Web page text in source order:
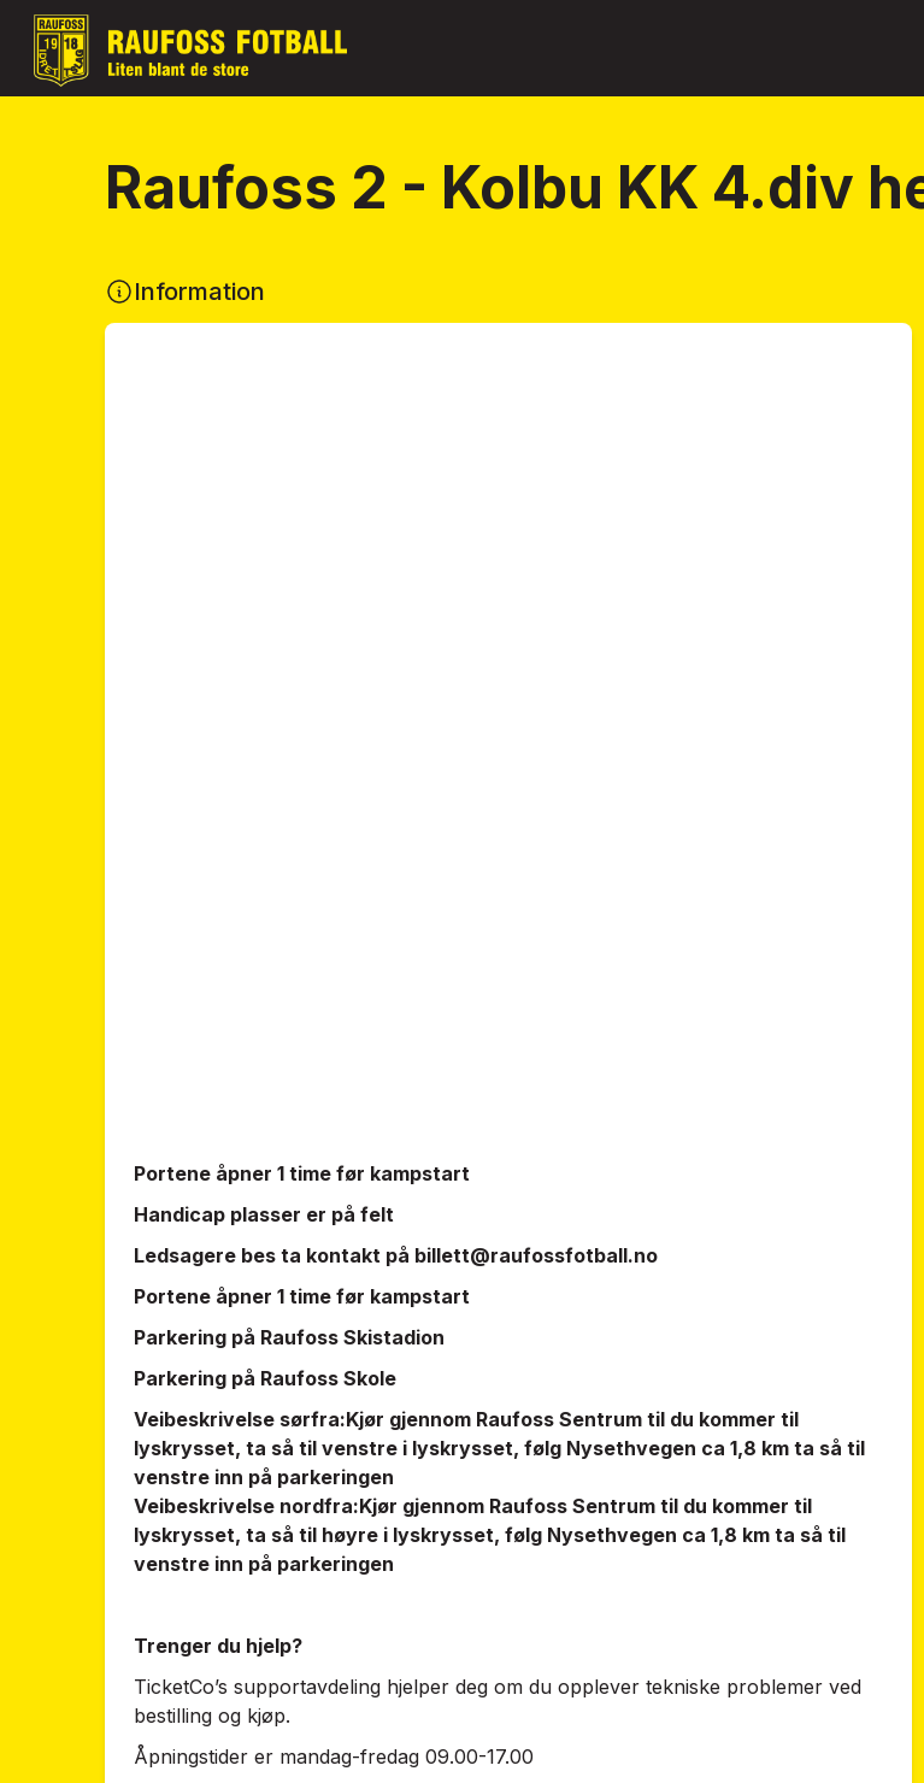
Raufoss 2 - Kolbu KK 4.div
Information
Portene åpner 1 time før kampstart
Handicap plasser er på felt
Ledsagere bes ta kontakt på billett@raufossfotball.no
Portene åpner 1 time før kampstart
Parkering på Raufoss Skistadion
Parkering på Raufoss Skole
Veibeskrivelse sørfra:Kjør gjennom Raufoss Sentrum til du kommer til
lyskrysset, ta så til venstre i lyskrysset, følg Nysethvegen ca 1,8 km ta så til
venstre inn på parkeringen
Veibeskrivelse nordfra:Kjør gjennom Raufoss Sentrum til du kommer til
lyskrysset, ta så til høyre i lyskrysset, følg Nysethvegen ca 1,8 km ta så til
venstre inn på parkeringen
Trenger du hjelp?
TicketCo’s supportavdeling hjelper deg om du opplever tekniske problemer ved
bestilling og kjøp.
Åpningstider er mandag-fredag 09.00-17.00